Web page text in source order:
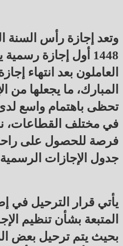
وتعد إجازة رأس السنة
1448 أول إجازة
العاملون بعد انتهاء
المبارك، ما يجعلها من
تحظى باهتمام واسع
في مختلف القطاعات،
فرصة للحصول على
جدول الإجازات الرسمية
يأتي قرار الترحيل في
المتبعة بشأن تنظيم
بحيث يتم ترحيل بعض